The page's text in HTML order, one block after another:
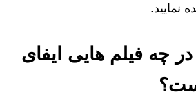
نمایید.
در چه فیلم هایی ایفای